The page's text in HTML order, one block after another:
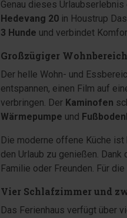
Genau dieses
Hedevang 20 in Houstrup Das
3 Hunde und verbindet
Großzügiger
Der helle Wohn- und
entspannen, einen Film auf
verbringen. Der Kaminofen
Wärmepumpe und
Die moderne offene Küche
den Urlaub zu genießen. Dank
Familie oder Freunden. Für
Vier Schlafzimmer und
Das Ferienhaus verfügt über